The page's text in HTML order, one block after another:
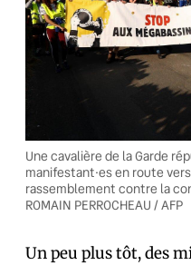
Une cavalière de la Garde
manifestant·es en route
rassemblement contre la
ROMAIN PERROCHEAU / AFP
Un peu plus tôt, des